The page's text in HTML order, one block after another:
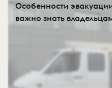
Особенности
важно знать